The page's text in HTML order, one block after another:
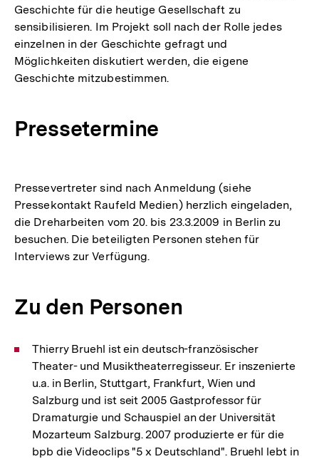
Geschichte für die heutige Gesellschaft zu
sensibilisieren. Im Projekt soll nach der Rolle jedes
einzelnen in der Geschichte gefragt und
Möglichkeiten diskutiert werden, die eigene
Geschichte mitzubestimmen.
Pressetermine
Pressevertreter sind nach Anmeldung (siehe
Pressekontakt Raufeld Medien) herzlich eingeladen,
die Dreharbeiten vom 20. bis 23.3.2009 in Berlin zu
besuchen. Die beteiligten Personen stehen für
Interviews zur Verfügung.
Zu den Personen
Thierry Bruehl ist ein deutsch-französischer
Theater- und Musiktheaterregisseur. Er inszenierte
u.a. in Berlin, Stuttgart, Frankfurt, Wien und
Salzburg und ist seit 2005 Gastprofessor für
Dramaturgie und Schauspiel an der Universität
Mozarteum Salzburg. 2007 produzierte er für die
bpb die Videoclips "5 x Deutschland". Bruehl lebt in